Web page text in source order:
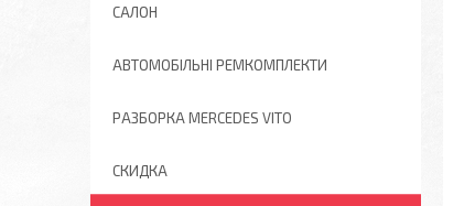
САЛОН
АВТОМОБІЛЬНІ РЕМКОМПЛЕКТИ
РАЗБОРКА MERCEDES VITO
СКИДКА